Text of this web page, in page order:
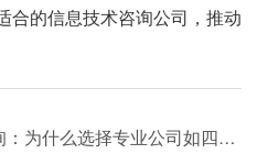
合的信息技术咨询公司，推动
信息技术咨询：为什么选择专业公司如四川宛筠凝竹科技？